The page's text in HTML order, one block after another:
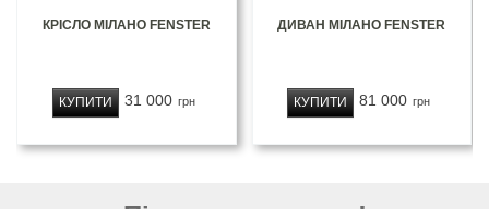
КРІСЛО МІЛАНО FENSTER
31 000 грн
КУПИТИ
ДИВАН МІЛАНО FENSTER
81 000 грн
КУПИТИ